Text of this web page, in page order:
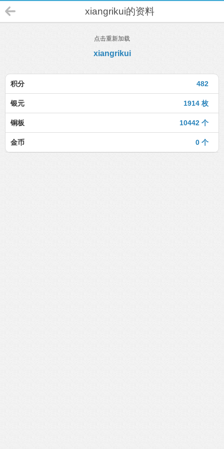
xiangrikui的资料
点击重新加载
xiangrikui
482
积分
1914 枚
银元
10442 个
铜板
0 个
金币